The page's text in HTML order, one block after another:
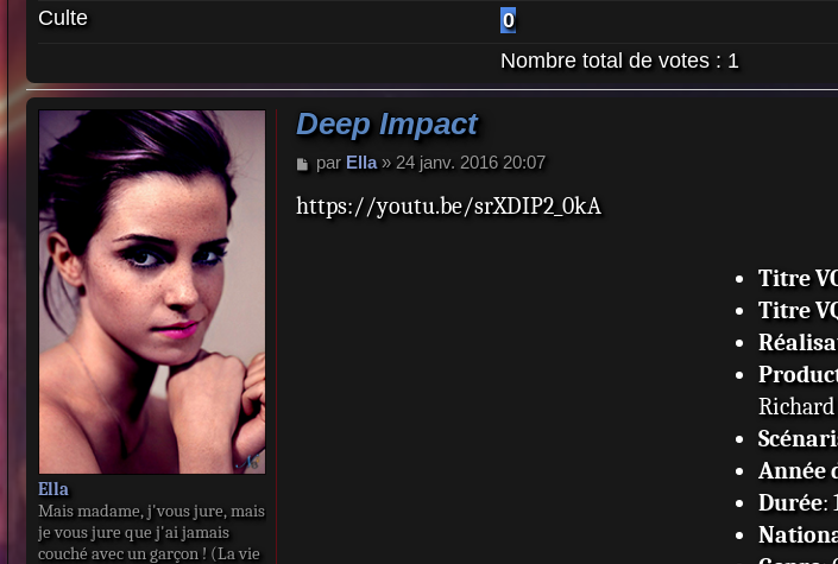
Culte
0
Nombre total de votes : 1
Ella
Mais madame, j'vous jure, mais
je vous jure que j'ai jamais
couché avec un garçon ! (La vie
Deep Impact
M
s
par Ella» 24 janv. 2016 20:07
https://youtu.be/srXDIP2_0kA
Titre
Titre
Richard
Année
Durée: